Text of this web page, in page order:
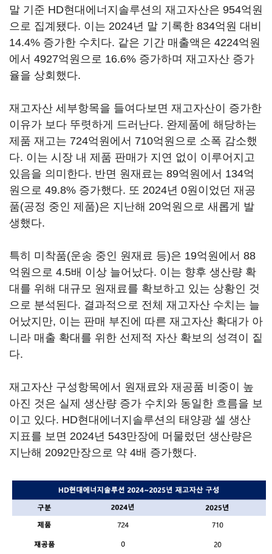
말 기준 HD현대에너지솔루션의 재고자산은 954억원
으로 집계됐다. 이는 2024년 말 기록한 834억원 대비
14.4% 증가한 수치다. 같은 기간 매출액은 4224억원
에서 4927억원으로 16.6% 증가하며 재고자산 증가
율을 상회했다.
재고자산 세부항목을 들여다보면 재고자산이 증가한
이유가 보다 뚜렷하게 드러난다. 완제품에 해당하는
제품 재고는 724억원에서 710억원으로 소폭 감소했
다. 이는 시장 내 제품 판매가 지연 없이 이루어지고
있음을 의미한다. 반면 원재료는 89억원에서 134억
원으로 49.8% 증가했다. 또 2024년 0원이었던 재공
품(공정 중인 제품)은 지난해 20억원으로 새롭게 발
생했다.
특히 미착품(운송 중인 원재료 등)은 19억원에서 88
억원으로 4.5배 이상 늘어났다. 이는 향후 생산량 확
대를 위해 대규모 원재료를 확보하고 있는 상황인 것
으로 분석된다. 결과적으로 전체 재고자산 수치는 늘
어났지만, 이는 판매 부진에 따른 재고자산 확대가 아
니라 매출 확대를 위한 선제적 자산 확보의 성격이 짙
다.
재고자산 구성항목에서 원재료와 재공품 비중이 높
아진 것은 실제 생산량 증가 수치와 동일한 흐름을 보
이고 있다. HD현대에너지솔루션의 태양광 셀 생산
지표를 보면 2024년 543만장에 머물렀던 생산량은
지난해 2092만장으로 약 4배 증가했다.